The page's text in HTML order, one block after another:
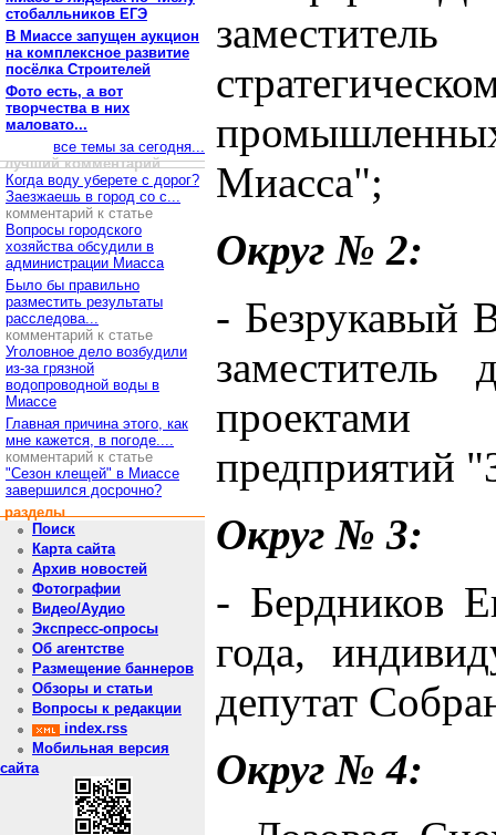
стобалльников ЕГЭ
В Миассе запущен аукцион
на комплексное развитие
посёлка Строителей
Фото есть, а вот
творчества в них
маловато...
все темы за сегодня...
лучший комментарий
Когда воду уберете с дорог?
Заезжаешь в город со с...
комментарий к статье
Вопросы городского
хозяйства обсудили в
администрации Миасса
Было бы правильно
разместить результаты
расследова...
комментарий к статье
Уголовное дело возбудили
из-за грязной
водопроводной воды в
Миассе
Главная причина этого, как
мне кажется, в погоде....
комментарий к статье
"Сезон клещей" в Миассе
завершился досрочно?
разделы
Поиск
Карта сайта
Архив новостей
Фотографии
Видео/Аудио
Экспресс-опросы
Об агентстве
Размещение баннеров
Обзоры и статьи
Вопросы к редакции
index.rss
Мобильная версия
сайта
Миасса";
Округ № 2:
- Безрукавый
заместитель
проектами
предприятий
Округ № 3:
- Бердников
года,
депутат
Округ № 4: